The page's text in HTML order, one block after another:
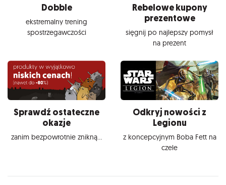
Dobble
ekstremalny trening
spostrzegawczości
Rebelowe kupony
prezentowe
sięgnij po najlepszy pomysł
na prezent
Sprawdź ostateczne
okazje
zanim bezpowrotnie znikną...
Odkryj nowości z
Legionu
z koncepcyjnym Boba Fett na
czele